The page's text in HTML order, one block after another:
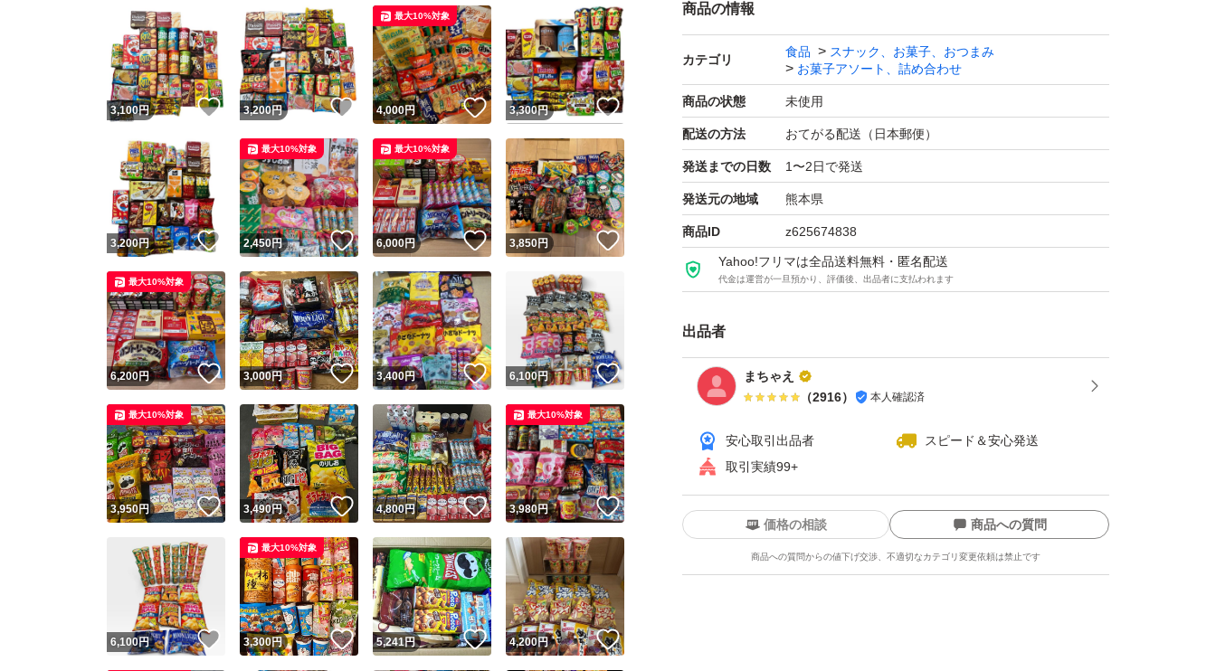
賞味期限26.10
日清シスコ クリスプチョコ 1個
賞味期限27.4
ロッテ トッポ 1個
賞味期限27.3
ロッテ トッポザショコラ 1個
グリコ プリッツ 旨サラダ 1個
〃 トマト 1個
賞味期限27.3
賞味期限27.3
パックンチョ チョコ 1個
商品の情報
カテゴリ
食品
スナック、お菓子、おつまみ
お菓子アソート、詰め合わせ
商品の状態 未使用
配送の方法 おてがる配送（日本郵便）
発送までの日数 1〜2日で発送
発送元の地域 熊本県
商品ID z625674838
Yahoo!フリマは全品送料無料・匿名配送
代金は運営が一旦預かり、評価後、出品者に支払われます
出品者
まちゃえ
（2916） 本人確認済
安心取引出品者
スピード＆安心発送
取引実績99+
価格の相談 商品への質問
商品への質問からの値下げ交渉、不適切なカテゴリ変更依頼は禁止です
3,100円 いいね！
3,200円 いいね！
4,000円 いいね！
最大10%対象
3,300円 いいね！
3,200円 いいね！
2,450円 いいね！
最大10%対象
6,000円 いいね！
最大10%対象
3,850円 いいね！
6,200円 いいね！
最大10%対象
3,000円 いいね！
3,400円 いいね！
6,100円 いいね！
3,950円 いいね！
最大10%対象
3,490円 いいね！
4,800円 いいね！
3,980円 いいね！
最大10%対象
6,100円 いいね！
3,300円 いいね！
最大10%対象
5,241円 いいね！
4,200円 いいね！